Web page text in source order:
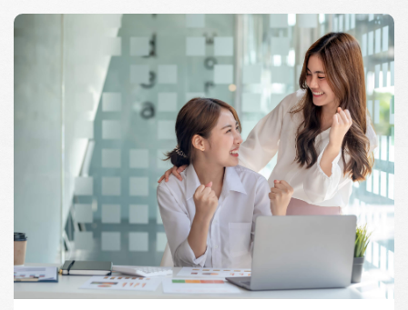
勢，以及貝殼貝克平台如何為小資族提供穩定的被動收入來